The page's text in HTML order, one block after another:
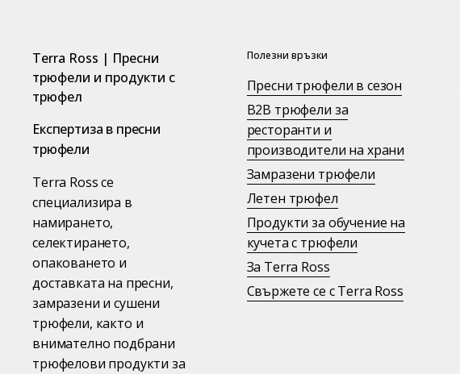
Terra Ross | Пресни
трюфели и продукти с
трюфел
Експертиза в пресни
трюфели
Terra Ross се
специализира в
намирането,
селектирането,
опаковането и
доставката на пресни,
замразени и сушени
трюфели, както и
внимателно подбрани
трюфелови продукти за
Полезни връзки
Пресни трюфели в сезон
B2B трюфели за
ресторанти и
производители на храни
Замразени трюфели
Летен трюфел
Продукти за обучение на
кучета с трюфели
За Terra Ross
Свържете се с Terra Ross